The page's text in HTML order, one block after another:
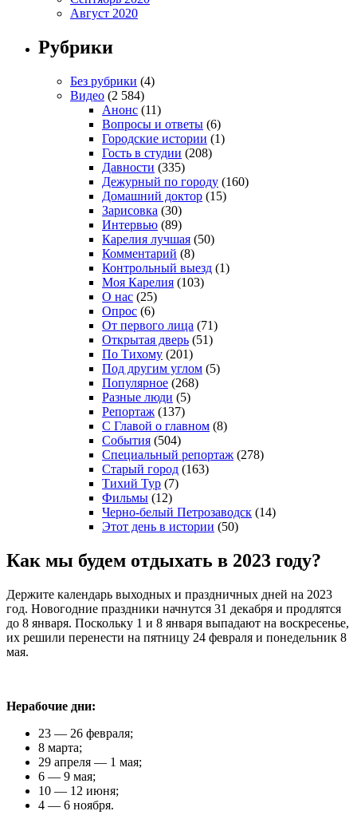
Август 2020
Рубрики
Без рубрики (4)
Видео (2 584)
Анонс (11)
Вопросы и ответы (6)
Городские истории (1)
Гость в студии (208)
Давности (335)
Дежурный по городу (160)
Домашний доктор (15)
Зарисовка (30)
Интервью (89)
Карелия лучшая (50)
Комментарий (8)
Контрольный выезд (1)
Моя Карелия (103)
О нас (25)
Опрос (6)
От первого лица (71)
Открытая дверь (51)
По Тихому (201)
Под другим углом (5)
Популярное (268)
Разные люди (5)
Репортаж (137)
С Главой о главном (8)
События (504)
Специальный репортаж (278)
Старый город (163)
Тихий Тур (7)
Фильмы (12)
Черно-белый Петрозаводск (14)
Этот день в истории (50)
Как мы будем отдыхать в 2023 году?
Держите календарь выходных и праздничных дней на 2023
год. Новогодние праздники начнутся 31 декабря и продлятся
до 8 января. Поскольку 1 и 8 января выпадают на воскресенье,
их решили перенести на пятницу 24 февраля и понедельник 8
мая.
Нерабочие дни:
23 — 26 февраля;
8 марта;
29 апреля — 1 мая;
6 — 9 мая;
10 — 12 июня;
4 — 6 ноября.